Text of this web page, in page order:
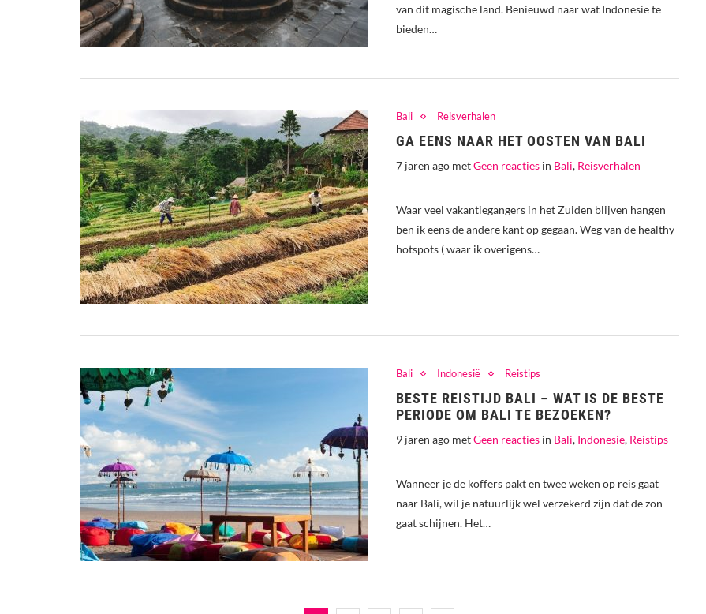
van dit magische land. Benieuwd naar wat Indonesië te
bieden…
Bali Reisverhalen
GA EENS NAAR HET OOSTEN VAN BALI
7 jaren ago metGeen reacties in Bali, Reisverhalen
Waar veel vakantiegangers in het Zuiden blijven hangen
ben ik eens de andere kant op gegaan. Weg van de healthy
hotspots ( waar ik overigens…
Bali Indonesië Reistips
BESTE REISTIJD BALI – WAT IS DE BESTE
PERIODE OM BALI TE BEZOEKEN?
9 jaren ago metGeen reacties in Bali, Indonesië, Reistips
Wanneer je de koffers pakt en twee weken op reis gaat
naar Bali, wil je natuurlijk wel verzekerd zijn dat de zon
gaat schijnen. Het…